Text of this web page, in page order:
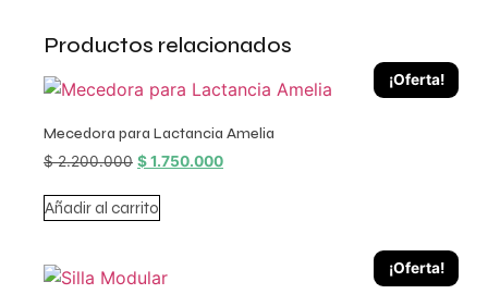
Productos relacionados
¡Oferta!
Mecedora para Lactancia Amelia
$2.200.000 $1.750.000
Añadir al carrito
¡Oferta!